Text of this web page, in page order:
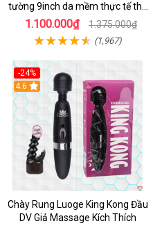
tường 9inch da mềm thực tế thú
vị
1.100.000₫ 1.375.000₫
(1,967)
-24%
4.6
Chày Rung Luoge King Kong Đầu
DV Giả Massage Kích Thích